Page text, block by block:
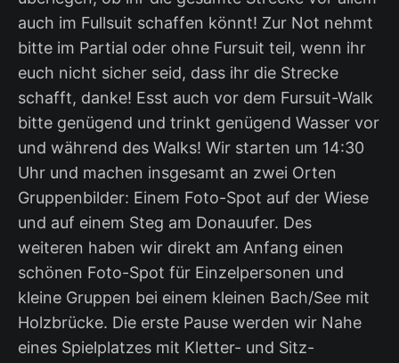
auch im Fullsuit schaffen könnt! Zur Not nehmt
bitte im Partial oder ohne Fursuit teil, wenn ihr
euch nicht sicher seid, dass ihr die Strecke
schafft, danke! Esst auch vor dem Fursuit-Walk
bitte genügend und trinkt genügend Wasser vor
und während des Walks! Wir starten um 14:30
Uhr und machen insgesamt an zwei Orten
Gruppenbilder: Einem Foto-Spot auf der Wiese
und auf einem Steg am Donauufer. Des
weiteren haben wir direkt am Anfang einen
schönen Foto-Spot für Einzelpersonen und
kleine Gruppen bei einem kleinen Bach/See mit
Holzbrücke. Die erste Pause werden wir Nahe
eines Spielplatzes mit Kletter- und Sitz-